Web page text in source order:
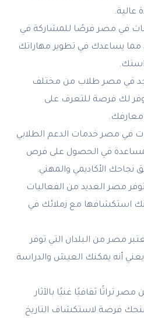
في مصر فرصًا للمشاركة في
مما يساعدك في تطوير مهاراتك
في مصر طلاب من مختلف
لك فرصة للتعرف على
في مصر خدمات الدعم الطلابي
في الحصول على فرص
الأكاديمي والمهني.
توفر مصر العديد من الفعاليات
استكشافها مع زملائك في
مصر من البلدان التي توفر
أنه يمكنك العيش والدراسة
تراثًا ثقافيًا غنيًا بالآثار
فرصة لاستكشاف التاريخ